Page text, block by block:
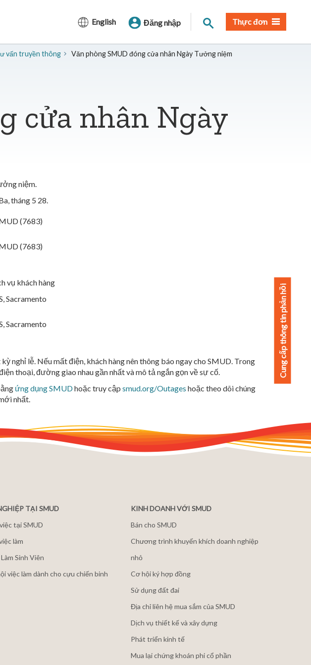
English Đăng nhập Tìm trangThực đơn
vấn truyền thông Văn phòng SMUD đóng cửa nhân Ngày Tưởng niệm
cửa nhân Ngày
niệm.
tháng 5 28.
(7683)
(7683)
vụ khách hàng
Sacramento
Sacramento
lễ. Nếu mất điện, khách hàng nên thông báo ngay cho SMUD. Trong
thoại, đường giao nhau gần nhất và mô tả ngắn gọn về sự cố.
ứng dụng SMUDhoặc truy cập smud.org/Outages hoặc theo dõi chúng
nhất.
TẠI SMUD
tại SMUD
làm
Sinh Viên
việc làm dành cho cựu chiến binh
KINH DOANH VỚI SMUD
Bán cho SMUD
Chương trình khuyến khích doanh nghiệp
nhỏ
Cơ hội ký hợp đồng
Sử dụng đất đai
Địa chỉ liên hệ mua sắm của SMUD
Dịch vụ thiết kế và xây dựng
Phát triển kinh tế
Mua lại chứng khoán phi cổ phần
Cung cấp thông tin phản hồi